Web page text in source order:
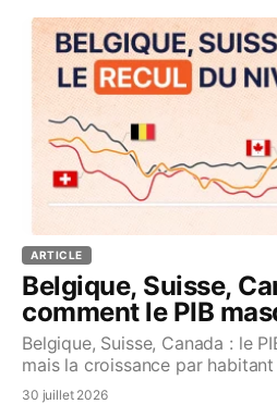
ARTICLE
Belgique, Suisse,
comment le PIB
niveau de vie
Belgique, Suisse, Canada : le
mais la croissance par
Pourquoi ?...Source
30 juillet 2026